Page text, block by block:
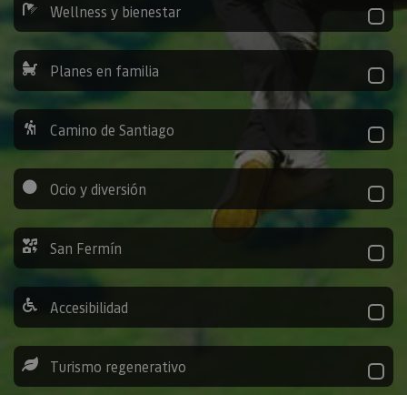
Wellness y bienestar
Planes en familia
Camino de Santiago
Ocio y diversión
San Fermín
Accesibilidad
Turismo regenerativo